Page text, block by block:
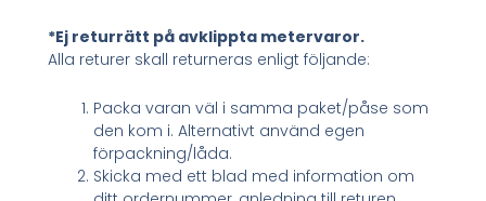
*Ej returrätt på avklippta metervaror.
Alla returer skall returneras enligt följande:
Packa varan väl i samma paket/påse som
den kom i. Alternativt använd egen
förpackning/låda.
Skicka med ett blad med information om